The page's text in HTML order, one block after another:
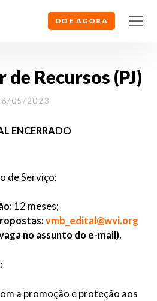
DOE AGORA
Recursos (PJ)
05/2023
ENCERRADO
de Serviço;
12 meses;
vmb_edital@wvi.org
no assunto do e-mail).
a promoção e proteção aos